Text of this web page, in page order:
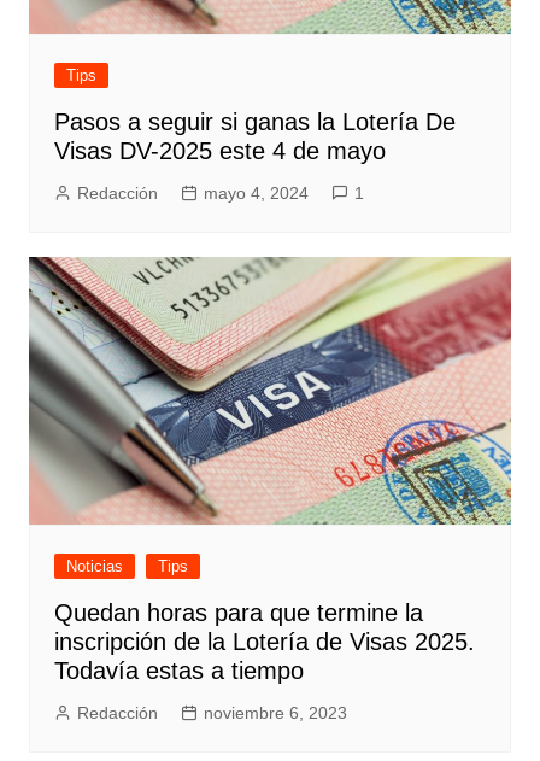
Tips
Pasos a seguir si ganas la Lotería De
Visas DV-2025 este 4 de mayo
Redacción mayo 4, 2024 1
Noticias Tips
Quedan horas para que termine la
inscripción de la Lotería de Visas 2025.
Todavía estas a tiempo
Redacción noviembre 6, 2023